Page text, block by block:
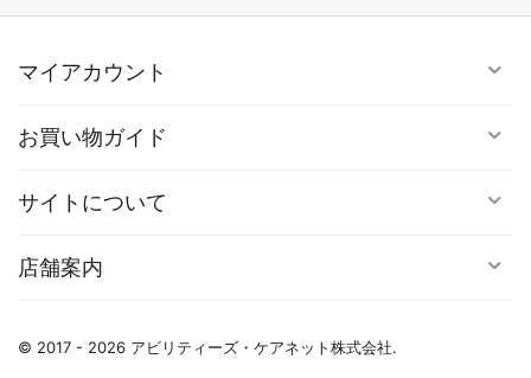
マイアカウント
お買い物ガイド
サイトについて
店舗案内
© 2017 - 2026 アビリティーズ・ケアネット株式会社.